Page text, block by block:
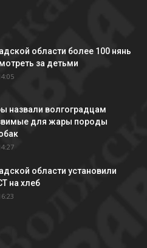
области более 100 нянь
за детьми
назвали волгоградцам
для жары породы
области установили
на хлеб